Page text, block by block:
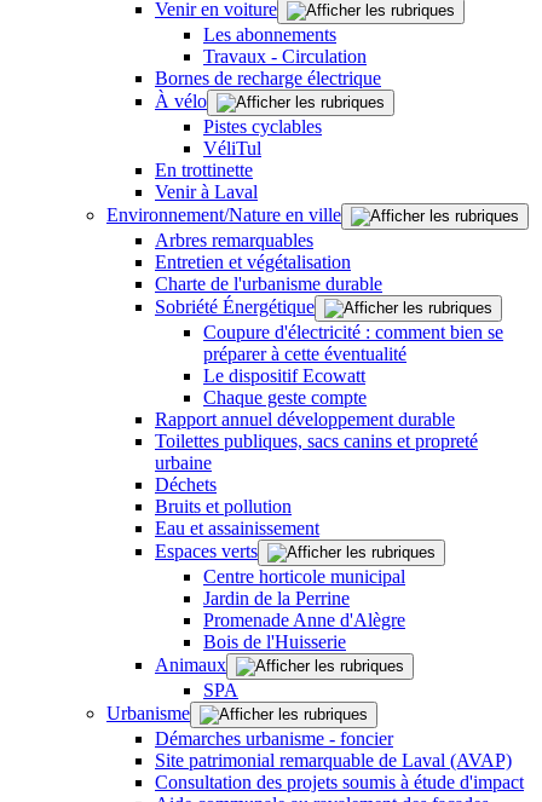
Venir en voiture
Les abonnements
Travaux - Circulation
Bornes de recharge électrique
À vélo
Pistes cyclables
VéliTul
En trottinette
Venir à Laval
Environnement/Nature en ville
Arbres remarquables
Entretien et végétalisation
Charte de l'urbanisme durable
Sobriété Énergétique
Coupure d'électricité : comment bien se
préparer à cette éventualité
Le dispositif Ecowatt
Chaque geste compte
Rapport annuel développement durable
Toilettes publiques, sacs canins et propreté
urbaine
Déchets
Bruits et pollution
Eau et assainissement
Espaces verts
Centre horticole municipal
Jardin de la Perrine
Promenade Anne d'Alègre
Bois de l'Huisserie
Animaux
SPA
Urbanisme
Démarches urbanisme - foncier
Site patrimonial remarquable de Laval (AVAP)
Consultation des projets soumis à étude d'impact